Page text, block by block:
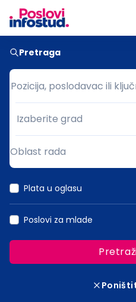
Pretraga
Pozicija, poslodavac ili
Pozicija, poslodavac ili
Grad
Izaberite grad
Oblast rada
Plata u oglasu
Poslovi za mlade